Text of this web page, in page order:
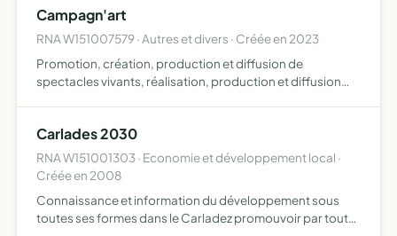
Campagn'art
RNA W151007579 · Autres et divers · Créée en 2023
Promotion, création, production et diffusion de
spectacles vivants, réalisation, production et diffusion
soc…
Carlades 2030
RNA W151001303 · Economie et développement local ·
Créée en 2008
Connaissance et information du développement sous
toutes ses formes dans le Carladez promouvoir par tout